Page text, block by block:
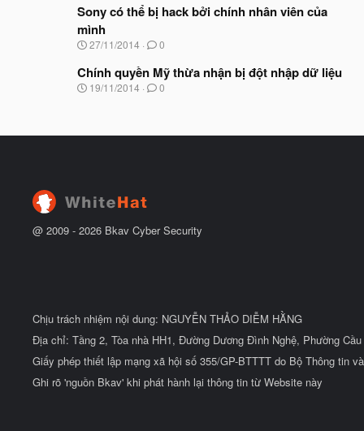
đ
ầ
u
à
b
ắ
đ
ầ
Sony có thể bị hack bởi chính nhân viên của
mình
N
à
y
b
đ
27/11/2014 0
Chính quyền Mỹ thừa nhận bị đột nhập dữ liệu
N
b
u
19/11/2014 0
@ 2009 - 2026 Bkav Cyber Security
Chịu trách nhiệm nội dung: NGUYỄN THẢO DIỄM HẰNG
Địa chỉ: Tầng 2, Tòa nhà HH1, Đường Dương Đình Nghệ, Phường
Giấy phép thiết lập mạng xã hội số 355/GP-BTTTT do Bộ Thông tin
Ghi rõ 'nguồn Bkav' khi phát hành lại thông tin từ Website này